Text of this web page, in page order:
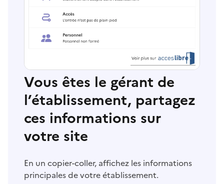
Vous êtes le gérant de
l’établissement, partagez
ces informations sur
votre site
En un copier-coller, affichez les informations
principales de votre établissement.